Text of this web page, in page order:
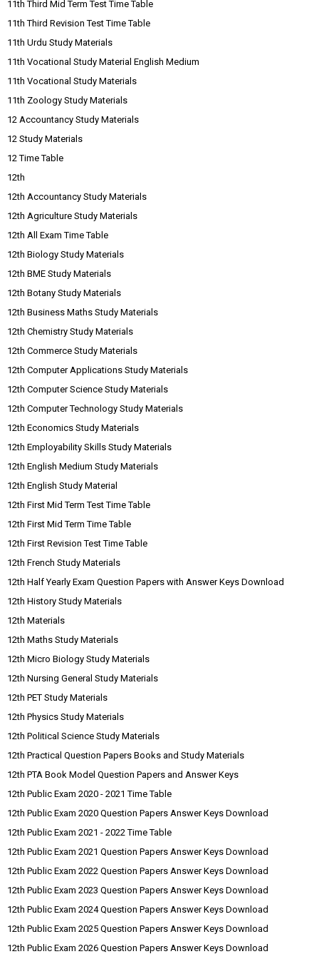
11th Third Mid Term Test Time Table
11th Third Revision Test Time Table
11th Urdu Study Materials
11th Vocational Study Material English Medium
11th Vocational Study Materials
11th Zoology Study Materials
12 Accountancy Study Materials
12 Study Materials
12 Time Table
12th
12th Accountancy Study Materials
12th Agriculture Study Materials
12th All Exam Time Table
12th Biology Study Materials
12th BME Study Materials
12th Botany Study Materials
12th Business Maths Study Materials
12th Chemistry Study Materials
12th Commerce Study Materials
12th Computer Applications Study Materials
12th Computer Science Study Materials
12th Computer Technology Study Materials
12th Economics Study Materials
12th Employability Skills Study Materials
12th English Medium Study Materials
12th English Study Material
12th First Mid Term Test Time Table
12th First Mid Term Time Table
12th First Revision Test Time Table
12th French Study Materials
12th Half Yearly Exam Question Papers with Answer Keys Download
12th History Study Materials
12th Materials
12th Maths Study Materials
12th Micro Biology Study Materials
12th Nursing General Study Materials
12th PET Study Materials
12th Physics Study Materials
12th Political Science Study Materials
12th Practical Question Papers Books and Study Materials
12th PTA Book Model Question Papers and Answer Keys
12th Public Exam 2020 - 2021 Time Table
12th Public Exam 2020 Question Papers Answer Keys Download
12th Public Exam 2021 - 2022 Time Table
12th Public Exam 2021 Question Papers Answer Keys Download
12th Public Exam 2022 Question Papers Answer Keys Download
12th Public Exam 2023 Question Papers Answer Keys Download
12th Public Exam 2024 Question Papers Answer Keys Download
12th Public Exam 2025 Question Papers Answer Keys Download
12th Public Exam 2026 Question Papers Answer Keys Download